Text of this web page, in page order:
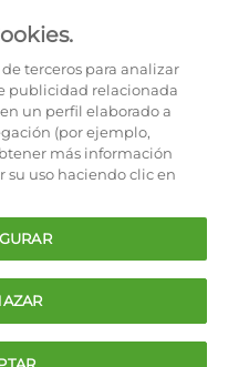
de la oferta
terceros para analizar
publicidad relacionada
un perfil elaborado a
(por ejemplo,
más información
su uso haciendo clic en